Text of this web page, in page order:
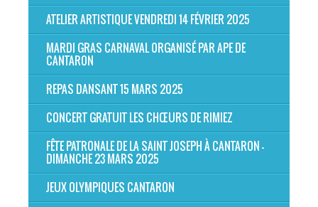
ATELIER ARTISTIQUE VENDREDI 14 FÉVRIER 2025
MARDI GRAS CARNAVAL ORGANISÉ PAR APE DE
CANTARON
REPAS DANSANT 15 MARS 2025
CONCERT GRATUIT LES CHŒURS DE RIMIEZ
FÊTE PATRONALE DE LA SAINT JOSEPH À CANTARON -
DIMANCHE 23 MARS 2025
JEUX OLYMPIQUES CANTARON